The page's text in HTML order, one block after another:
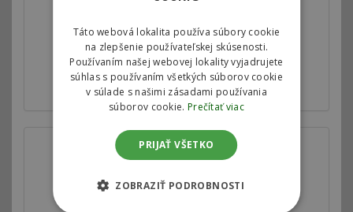
Autorizovaný chiptuning
Motorové mapy v riadiacej jednotke motora
upravujeme v spolupráci s automobilkami.
Táto webová lokalita používa súbory cookie
na zlepšenie používateľskej skúsenosti.
Používaním našej webovej lokality vyjadrujete
súhlas s používaním všetkých súborov cookie
v súlade s našimi zásadami používania
súborov cookie. Prečítať viac
PRIJAŤ VŠETKO
ZOBRAZIŤ PODROBNOSTI